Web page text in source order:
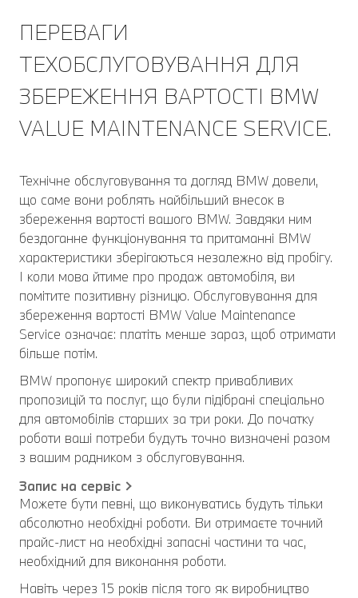
ПЕРЕВАГИ
ТЕХОБСЛУГОВУВАННЯ ДЛЯ
ЗБЕРЕЖЕННЯ ВАРТОСТІ BMW
VALUE MAINTENANCE SERVICE.
Технічне обслуговування та догляд BMW довели,
що саме вони роблять найбільший внесок в
збереження вартості вашого BMW. Завдяки ним
бездоганне функціонування та притаманні BMW
характеристики зберігаються незалежно від пробігу.
І коли мова йтиме про продаж автомобіля, ви
помітите позитивну різницю. Обслуговування для
збереження вартості BMW Value Maintenance
Service означає: платіть менше зараз, щоб отримати
більше потім.
BMW пропонує широкий спектр привабливих
пропозицій та послуг, що були підібрані спеціально
для автомобілів старших за три роки. До початку
роботи ваші потреби будуть точно визначені разом
з вашим радником з обслуговування.
Запис на сервіс
Можете бути певні, що виконуватись будуть тільки
абсолютно необхідні роботи. Ви отримаєте точний
прайс-лист на необхідні запасні частини та час,
необхідний для виконання роботи.
Навіть через 15 років після того як виробництво